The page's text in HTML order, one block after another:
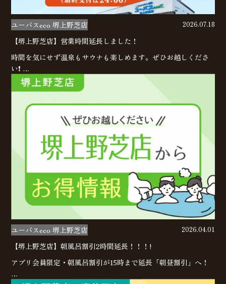
ユーバスeco 堺上野芝店 2026.07.18
【堺上野芝店】営業時間延長しました！
時間を気にせず温泉もサウナも楽しめます。ぜひお越しくださ
い❗ …
ユーバスeco 堺上野芝店 2026.04.01
【堺上野芝店】朝風呂割引2時間延長！！！!
アプリ会員限定・朝風呂割引が15時まで延長「朝昼割引」へ！
…